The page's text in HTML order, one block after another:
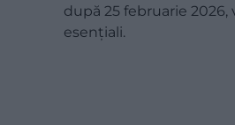
după 25 februarie
esențiali.